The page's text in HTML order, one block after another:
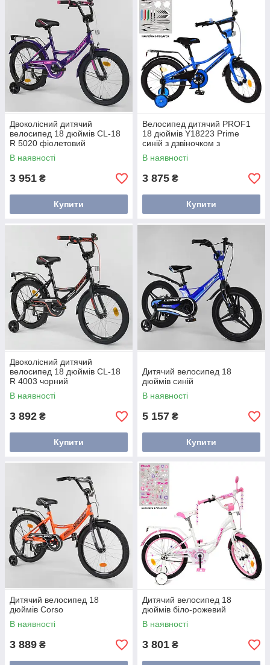
Двоколісний дитячий
велосипед 18 дюймів CL-18
R 5020 фіолетовий
В наявності
3 951 ₴
Купити
Велосипед дитячий PROF1
18 дюймів Y18223 Prime
синій з дзвіночком з
додатковими колесами
В наявності
3 875 ₴
Купити
Двоколісний дитячий
велосипед 18 дюймів CL-18
R 4003 чорний
В наявності
3 892 ₴
Купити
Дитячий велосипед 18
дюймів синій
В наявності
5 157 ₴
Купити
Дитячий велосипед 18
дюймів Corso
В наявності
3 889 ₴
Дитячий велосипед 18
дюймів біло-рожевий
В наявності
3 801 ₴